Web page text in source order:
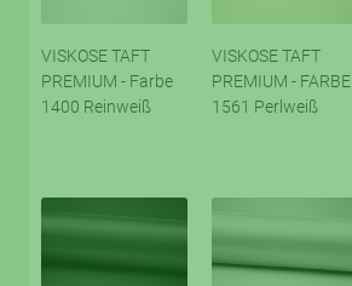
VISKOSE TAFT
PREMIUM - Farbe
1400 Reinweiß
VISKOSE TAFT
PREMIUM - FARBE
1561 Perlweiß